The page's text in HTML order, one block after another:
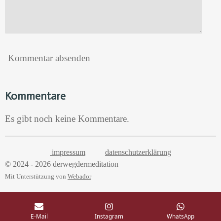
Kommentar absenden
Kommentare
Es gibt noch keine Kommentare.
impressum
datenschutzerklärung
© 2024 - 2026 derwegdermeditation
Mit Unterstützung von Webador
E-Mail Instagram WhatsApp